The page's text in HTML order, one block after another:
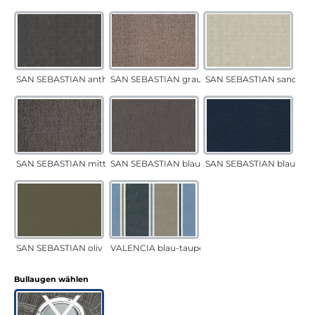
SAN SEBASTIAN anthrazitSAN SEBASTIAN grau-sandSAN SEBASTIAN sand
SAN SEBASTIAN mittelgrauSAN SEBASTIAN blau-sandSAN SEBASTIAN blau
SAN SEBASTIAN oliv VALENCIA blau-taupe
Bullaugen wählen